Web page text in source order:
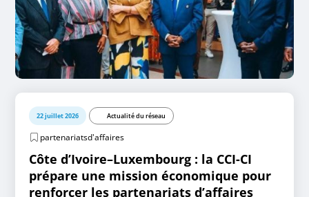
22 juillet 2026 Actualité du réseau
partenariatsd'affaires
Côte d’Ivoire–Luxembourg : la CCI-CI
prépare une mission économique pour
renforcer les partenariats d’affaires